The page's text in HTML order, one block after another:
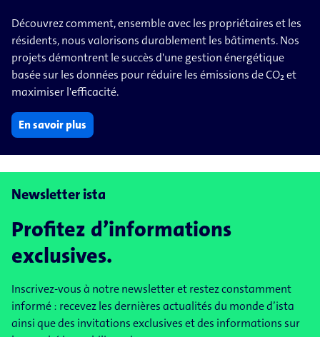
Découvrez comment, ensemble avec les propriétaires et les
résidents, nous valorisons durablement les bâtiments. Nos
projets démontrent le succès d'une gestion énergétique
basée sur les données pour réduire les émissions de CO₂ et
maximiser l'efficacité.
En savoir plus
Newsletter ista
Profitez d’informations
exclusives.
Inscrivez-vous à notre newsletter et restez constamment
informé : recevez les dernières actualités du monde d’ista
ainsi que des invitations exclusives et des informations sur